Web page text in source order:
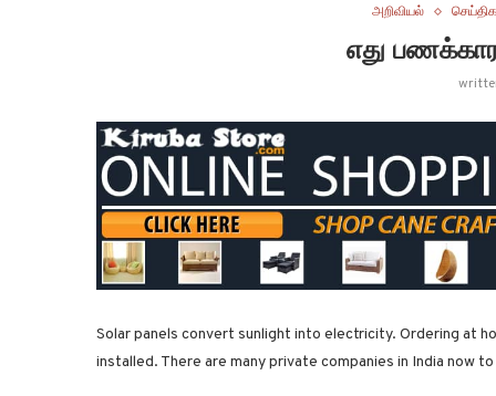
அறிவியல்
எது
Solar panels convert sunlight into electricity. Ordering at
installed. There are many private companies in India now